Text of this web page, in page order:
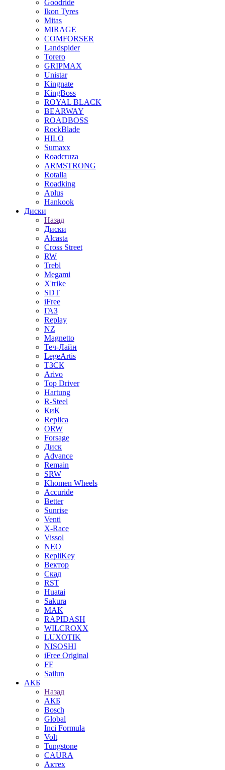
Goodride
Ikon Tyres
Mitas
MIRAGE
COMFORSER
Landspider
Torero
GRIPMAX
Unistar
Kingnate
KingBoss
ROYAL BLACK
BEARWAY
ROADBOSS
RockBlade
HILO
Sumaxx
Roadcruza
ARMSTRONG
Rotalla
Roadking
Aplus
Hankook
Диски
Назад
Диски
Alcasta
Cross Street
RW
Trebl
Megami
X'trike
SDT
iFree
ГАЗ
Replay
NZ
Magnetto
Теч-Лайн
LegeArtis
ТЗСК
Arivo
Top Driver
Hartung
R-Steel
КиК
Replica
ORW
Forsage
Диск
Advance
Remain
SRW
Khomen Wheels
Accuride
Better
Sunrise
Venti
X-Race
Vissol
NEO
RepliKey
Вектор
Скад
RST
Huatai
Sakura
MAK
RAPIDASH
WILCROXX
LUXOTIK
NISOSHI
iFree Original
FF
Sailun
АКБ
Назад
АКБ
Bosch
Global
Inci Formula
Volt
Tungstone
CAURA
Актех